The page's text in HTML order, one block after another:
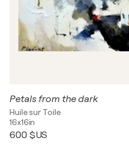
Petals from the dark
Huile sur Toile
16x16in
600 $US